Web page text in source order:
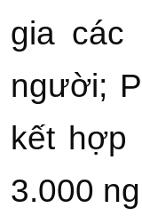
gia các
người;
kết hợp
3.000